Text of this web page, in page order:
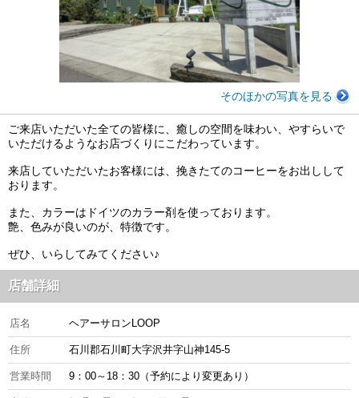
そのほかの写真を見る
ご来店いただいた全ての皆様に、癒しの空間を味わい、やすらいで
いただけるようなお店づくりにこだわっています。
来店していただいたお客様には、挽きたてのコーヒーをお出しして
おります。
また、カラーはドイツのカラー剤を使っております。
艶、色みが良いのが、特徴です。
ぜひ、いらしてみてください♪
店舗詳細
店名 ヘアーサロンLOOP
住所 石川郡石川町大字沢井字山神145-5
営業時間 9：00～18：30（予約により変更あり）